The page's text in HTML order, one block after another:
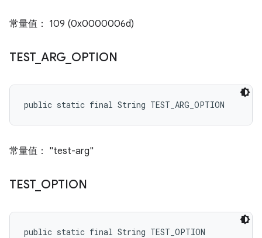
常量值： 109 (0x0000006d)
TEST_ ARG OPTION
public static final String TEST_ARG_OPTION
常量值： "test-arg"
TEST_ OPTION
public static final String TEST_OPTION